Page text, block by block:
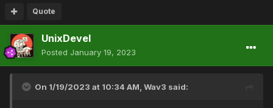
Quote
UnixDevel
Posted January 19, 2023
On 1/19/2023 at 10:34 AM, Wav3 said: